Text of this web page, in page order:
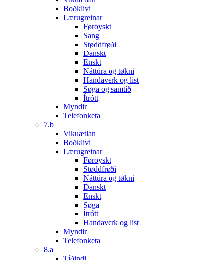
Boðklivi
Lærugreinar
Føroyskt
Sang
Støddfrøði
Danskt
Enskt
Náttúra og tøkni
Handaverk og list
Søga og samtíð
Ítrótt
Myndir
Telefonketa
7.b
Vikuætlan
Boðklivi
Lærugreinar
Føroyskt
Støddfrøði
Náttúra og tøkni
Danskt
Enskt
Søga
Ítrótt
Handaverk og list
Myndir
Telefonketa
8.a
Tíðindi